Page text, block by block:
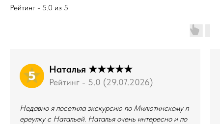
Рейтинг - 5.0 из 5
Наталья ★★★★★
Рейтинг - 5.0 (29.07.2026)
Недавно я посетила экскурсию по Милютинскому п
ереулку с Натальей. Наталья очень интересно и по